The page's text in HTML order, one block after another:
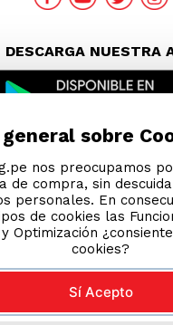
DESCARGA NUESTRA
sobre
nos preocupamos
de compra, sin
personales. En
de cookies las
Optimización
cookies?
Sí Acepto